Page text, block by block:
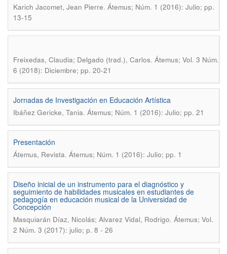
Karich Jacomet, Jean Pierre. Átemus; Núm. 1 (2016): Julio; pp.
13-15
Freixedas, Claudia; Delgado (trad.), Carlos. Átemus; Vol. 3 Núm.
6 (2018): Diciembre; pp. 20-21
Jornadas de Investigación en Educación Artística
Ibáñez Gericke, Tania. Átemus; Núm. 1 (2016): Julio; pp. 21
Presentación
Átemus, Revista. Átemus; Núm. 1 (2016): Julio; pp. 1
Diseño inicial de un instrumento para el diagnóstico y
seguimiento de habilidades musicales en estudiantes de
pedagogía en educación musical de la Universidad de
Concepción
Masquiarán Díaz, Nicolás; Alvarez Vidal, Rodrigo. Átemus; Vol.
2 Núm. 3 (2017): julio; p. 8 - 26